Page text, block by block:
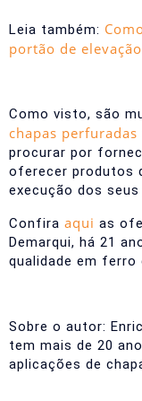
Leia também:
portão de
Como visto, são
chapas perfuradas
procurar por
oferecer produtos
execução dos
Confira aqui as
Demarqui, há 21
qualidade em ferro
Sobre o autor:
tem mais de 20
aplicações de